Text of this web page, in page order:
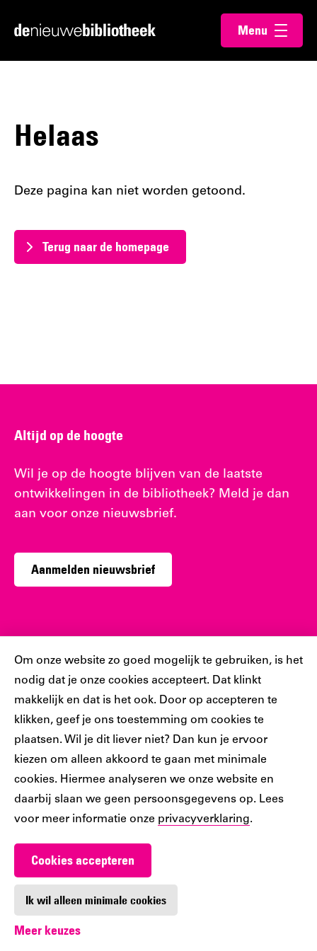
Cookiebar
Om onze website zo goed mogelijk te gebruiken, is het
nodig dat je onze cookies accepteert. Dat klinkt
makkelijk en dat is het ook. Door op accepteren te
klikken, geef je ons toestemming om cookies te
plaatsen. Wil je dit liever niet? Dan kun je ervoor
kiezen om alleen akkoord te gaan met minimale
cookies. Hiermee analyseren we onze website en
daarbij slaan we geen persoonsgegevens op. Lees
voor meer informatie onze privacyverklaring.
Cookies accepteren
Ik wil alleen minimale cookies
Meer keuzes
direct
direct
Ga
Menu
openen
Helaas
Deze pagina kan niet worden getoond.
Terug naar de homepage
Altijd op de hoogte
Wil je op de hoogte blijven van de laatste
ontwikkelingen in de bibliotheek? Meld je dan
aan voor onze nieuwsbrief.
Aanmelden nieuwsbrief
Sociaal
Volg jij ons al?
Ons
account
Ons
account
Ons
Instagram
account
Ons
account
Ons
account
Werken bij De Nieuwe Bibliotheek
Digitoegankelijkheid